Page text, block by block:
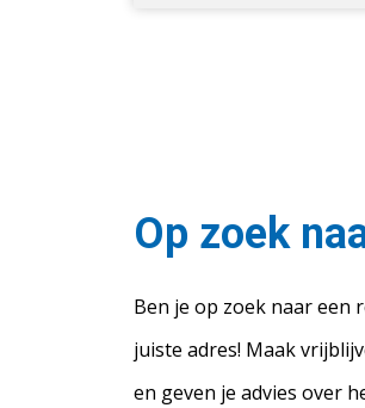
Op zoek
Ben je op zoek naar een
juiste adres! Maak
en geven je advies over